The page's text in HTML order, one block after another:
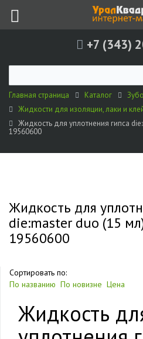
+7 (343)
Главная страница Каталог
Жидкости для изоляции, лаки и
Жидкость для уплотнения гипса
19560600
Жидкость для
die:master duo (15
19560600
Сортировать по:
По названию По новизне Цена
Жидкость